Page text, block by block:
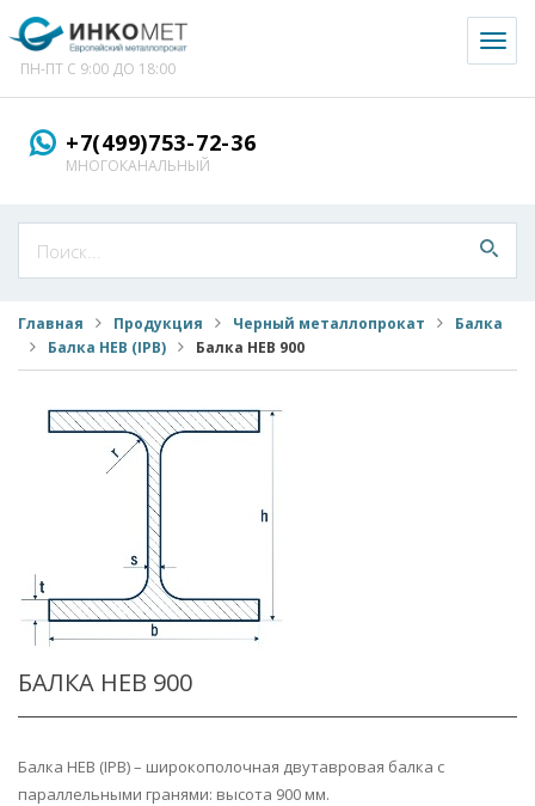
ПН-ПТ С 9:00 ДО 18:00
+7(499)753-72-36
МНОГОКАНАЛЬНЫЙ
Главная Продукция Черный металлопрокат
Балка
Балка HEB (IPB)
Балка HEB 900
БАЛКА HEB 900
Балка HEB (IPB) – широкополочная двутавровая балка с
параллельными гранями: высота 900 мм.